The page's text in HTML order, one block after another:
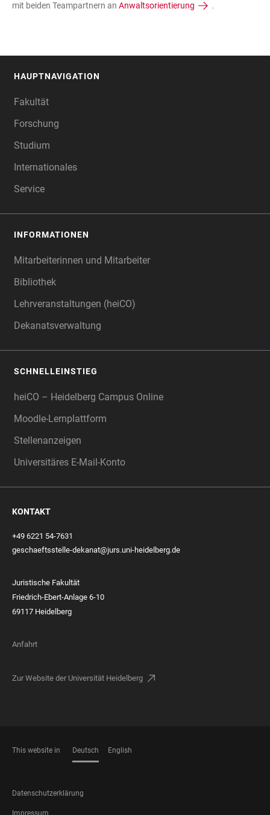
mit beiden Teampartnern an Anwaltsorientierung .
HAUPTNAVIGATION
Fakultät
Forschung
Studium
Internationales
Service
INFORMATIONEN
Mitarbeiterinnen und Mitarbeiter
Bibliothek
Lehrveranstaltungen (heiCO)
Dekanatsverwaltung
SCHNELLEINSTIEG
heiCO – Heidelberg Campus Online
Moodle-Lernplattform
Stellenanzeigen
Universitäres E-Mail-Konto
KONTAKT
+49 6221 54-7631
geschaeftsstelle-dekanat@jurs.uni-heidelberg.de
Juristische Fakultät
Friedrich-Ebert-Anlage 6-10
69117 Heidelberg
Anfahrt
Zur Website der Universität Heidelberg
This website in Deutsch English
FOOTER
LEGAL
Datenschutzerklärung